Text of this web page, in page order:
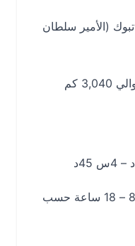
سلطان
المسافة بين ميلان وتبوك: حوالي 3,040 كم
غير مباشر (الأكثر شيوعًا): غالبًا 8 – 18 ساعة حسب